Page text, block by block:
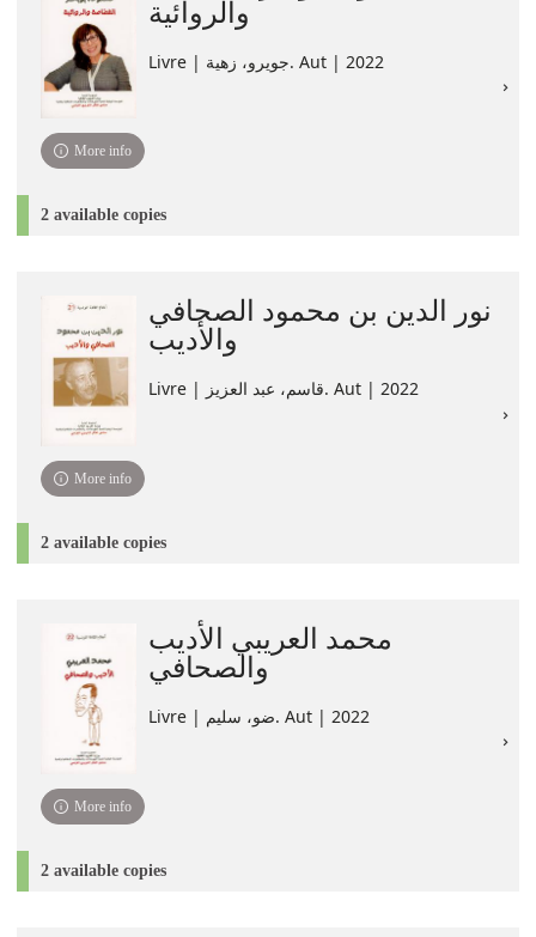
والروائية
Livre | جويرو، زهية‏. Aut | 2022
More info
2 available copies
نور الدين بن محمود الصحافي
والأديب
Livre | قاسم، عبد العزيز. Aut | 2022
More info
2 available copies
محمد العريبي الأديب
والصحافي
Livre | ضو، سليم. Aut | 2022
More info
2 available copies